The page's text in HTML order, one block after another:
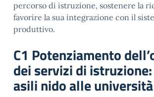
percorso di istruzione, sostenere la
favorire la sua integrazione con il
produttivo.
C1 Potenziamento
dei servizi di
asili nido alle università